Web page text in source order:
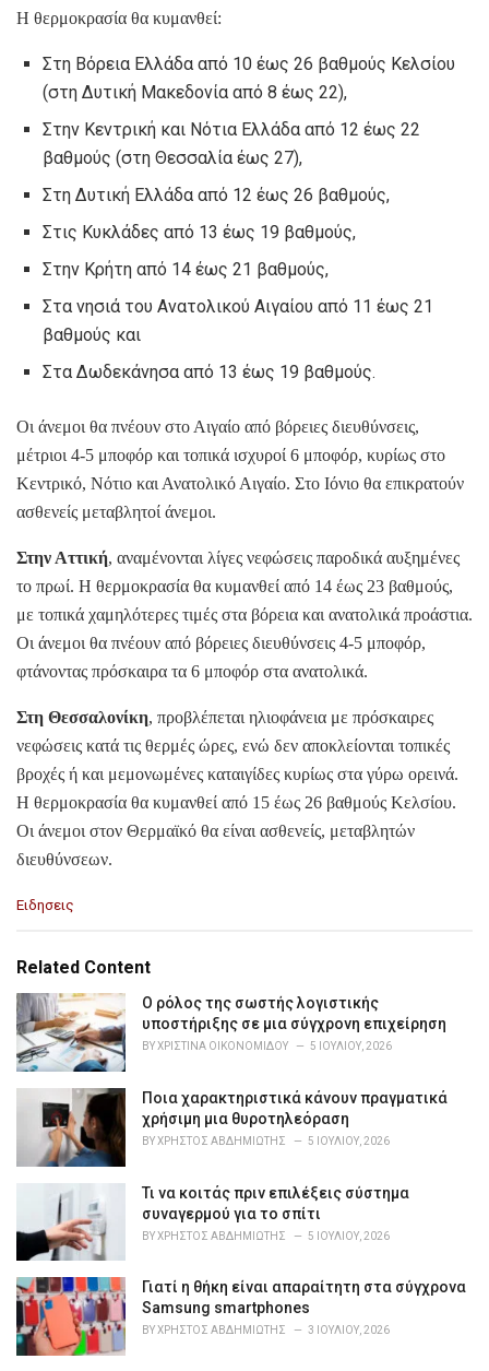
Η θερμοκρασία θα κυμανθεί:
Στη Βόρεια Ελλάδα από 10 έως 26 βαθμούς Κελσίου
(στη Δυτική Μακεδονία από 8 έως 22),
Στην Κεντρική και Νότια Ελλάδα από 12 έως 22
βαθμούς (στη Θεσσαλία έως 27),
Στη Δυτική Ελλάδα από 12 έως 26 βαθμούς,
Στις Κυκλάδες από 13 έως 19 βαθμούς,
Στην Κρήτη από 14 έως 21 βαθμούς,
Στα νησιά του Ανατολικού Αιγαίου από 11 έως 21
βαθμούς και
Στα Δωδεκάνησα από 13 έως 19 βαθμούς.
Οι άνεμοι θα πνέουν στο Αιγαίο από βόρειες διευθύνσεις,
μέτριοι 4-5 μποφόρ και τοπικά ισχυροί 6 μποφόρ, κυρίως στο
Κεντρικό, Νότιο και Ανατολικό Αιγαίο. Στο Ιόνιο θα επικρατούν
ασθενείς μεταβλητοί άνεμοι.
Στην Αττική, αναμένονται λίγες νεφώσεις παροδικά αυξημένες
το πρωί. Η θερμοκρασία θα κυμανθεί από 14 έως 23 βαθμούς,
με τοπικά χαμηλότερες τιμές στα βόρεια και ανατολικά προάστια.
Οι άνεμοι θα πνέουν από βόρειες διευθύνσεις 4-5 μποφόρ,
φτάνοντας πρόσκαιρα τα 6 μποφόρ στα ανατολικά.
Στη Θεσσαλονίκη, προβλέπεται ηλιοφάνεια με πρόσκαιρες
νεφώσεις κατά τις θερμές ώρες, ενώ δεν αποκλείονται τοπικές
βροχές ή και μεμονωμένες καταιγίδες κυρίως στα γύρω ορεινά.
Η θερμοκρασία θα κυμανθεί από 15 έως 26 βαθμούς Κελσίου.
Οι άνεμοι στον Θερμαϊκό θα είναι ασθενείς, μεταβλητών
διευθύνσεων.
C
e
o
r
e
Ειδησεις
Related Content
Ο ρόλος της σωστής λογιστικής
υποστήριξης σε μια σύγχρονη επιχείρηση
BYΧΡΙΣΤΊΝΑ ΟΙΚΟΝΟΜΊΔΟΥ 5 ΙΟΥΛΊΟΥ, 2026
Ποια χαρακτηριστικά κάνουν πραγματικά
χρήσιμη μια θυροτηλεόραση
BYΧΡΉΣΤΟΣ ΑΒΔΗΜΙΏΤΗΣ 5 ΙΟΥΛΊΟΥ, 2026
Τι να κοιτάς πριν επιλέξεις σύστημα
συναγερμού για το σπίτι
BYΧΡΉΣΤΟΣ ΑΒΔΗΜΙΏΤΗΣ 5 ΙΟΥΛΊΟΥ, 2026
Γιατί η θήκη είναι απαραίτητη στα σύγχρονα
Samsung smartphones
BYΧΡΉΣΤΟΣ ΑΒΔΗΜΙΏΤΗΣ 3 ΙΟΥΛΊΟΥ, 2026